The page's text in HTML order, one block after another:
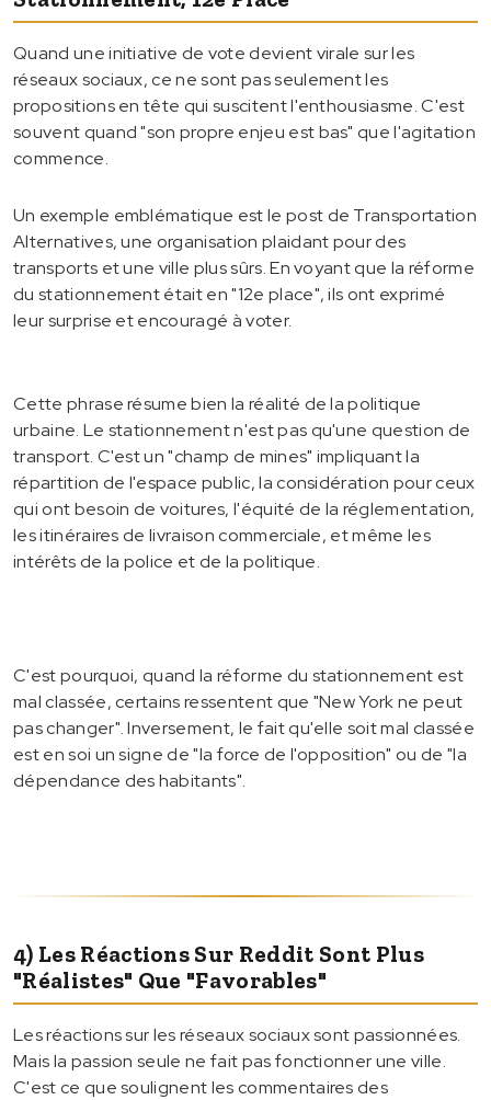
Quand une initiative de vote devient virale sur les
réseaux sociaux, ce ne sont pas seulement les
propositions en tête qui suscitent l'enthousiasme. C'est
souvent quand "son propre enjeu est bas" que l'agitation
commence.
Un exemple emblématique est le post de Transportation
Alternatives, une organisation plaidant pour des
transports et une ville plus sûrs. En voyant que la réforme
du stationnement était en "12e place", ils ont exprimé
leur surprise et encouragé à voter.
Cette phrase résume bien la réalité de la politique
urbaine. Le stationnement n'est pas qu'une question de
transport. C'est un "champ de mines" impliquant la
répartition de l'espace public, la considération pour ceux
qui ont besoin de voitures, l'équité de la réglementation,
les itinéraires de livraison commerciale, et même les
intérêts de la police et de la politique.
C'est pourquoi, quand la réforme du stationnement est
mal classée, certains ressentent que "New York ne peut
pas changer". Inversement, le fait qu'elle soit mal classée
est en soi un signe de "la force de l'opposition" ou de "la
dépendance des habitants".
4) Les Réactions Sur Reddit Sont Plus
"réalistes" Que "favorables"
Les réactions sur les réseaux sociaux sont passionnées.
Mais la passion seule ne fait pas fonctionner une ville.
C'est ce que soulignent les commentaires des